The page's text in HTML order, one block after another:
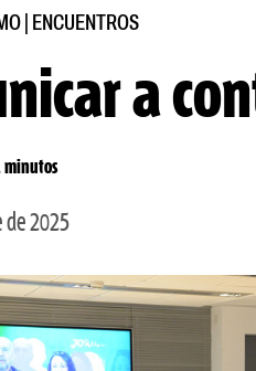
| ENCUENTROS
a
minutos
2025